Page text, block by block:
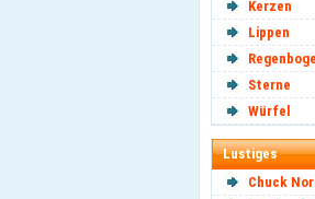
Kerzen
Lippen
Sterne
Würfel
Lustiges
Chuck